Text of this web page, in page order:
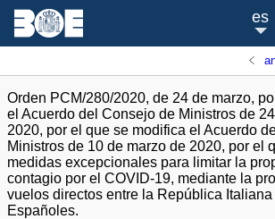
es
Orden PCM/280/2020, de 24 de marzo,
el Acuerdo del Consejo de Ministros de
2020, por el que se modifica el Acuerdo
Ministros de 10 de marzo de 2020, por el
medidas excepcionales para limitar la
contagio por el COVID-19, mediante la
vuelos directos entre la República
Españoles.